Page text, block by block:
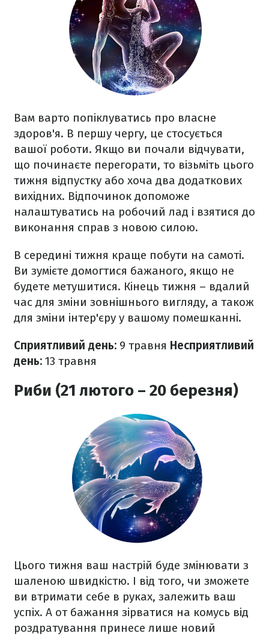
Вам варто попіклуватись про власне
здоров'я. В першу чергу, це стосується
вашої роботи. Якщо ви почали відчувати,
що починаєте перегорати, то візьміть цього
тижня відпустку або хоча два додаткових
вихідних. Відпочинок допоможе
налаштуватись на робочий лад і взятися до
виконання справ з новою силою.
В середині тижня краще побути на самоті.
Ви зумієте домогтися бажаного, якщо не
будете метушитися. Кінець тижня – вдалий
час для зміни зовнішнього вигляду, а також
для зміни інтер'єру у вашому помешканні.
Сприятливий день: 9 травня Несприятливий
день: 13 травня
Риби (21 лютого – 20 березня)
Цього тижня ваш настрій буде змінювати з
шаленою швидкістю. І від того, чи зможете
ви втримати себе в руках, залежить ваш
успіх. А от бажання зірватися на комусь від
роздратування принесе лише новий